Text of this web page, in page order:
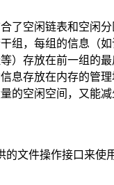
合了空闲链表和空闲
组，每组的信息（
）存放在前一组的
息存放在内存的管
的空闲空间，又能减
的文件操作接口来使